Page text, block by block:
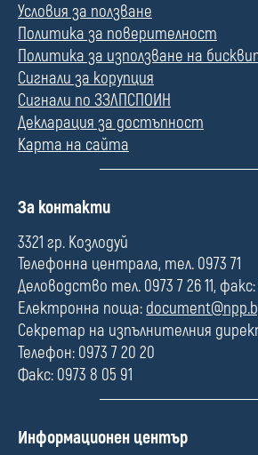
Условия за ползване
Политика за поверителност
Политика за използване на
Сигнали за корупция
Сигнали по ЗЗЛПСПОИН
Декларация за достъпност
Карта на сайта
П
л
е
За контакти
3321 гр. Козлодуй
Телефонна централа, тел. 0973 71
Деловодство тел. 0973 7 26 11, факс:
Електронна поща:
Секретар на изпълнителния
Телефон: 0973 7 20 20
Факс: 0973 8 05 91
П
Информационен център